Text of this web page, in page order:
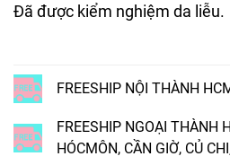
Đã được kiểm nghiệm da liễu.
FREESHIP NỘI THÀNH
FREESHIP NGOẠI THÀNH
HÓCMÔN, CẦN GIỜ, CỦ